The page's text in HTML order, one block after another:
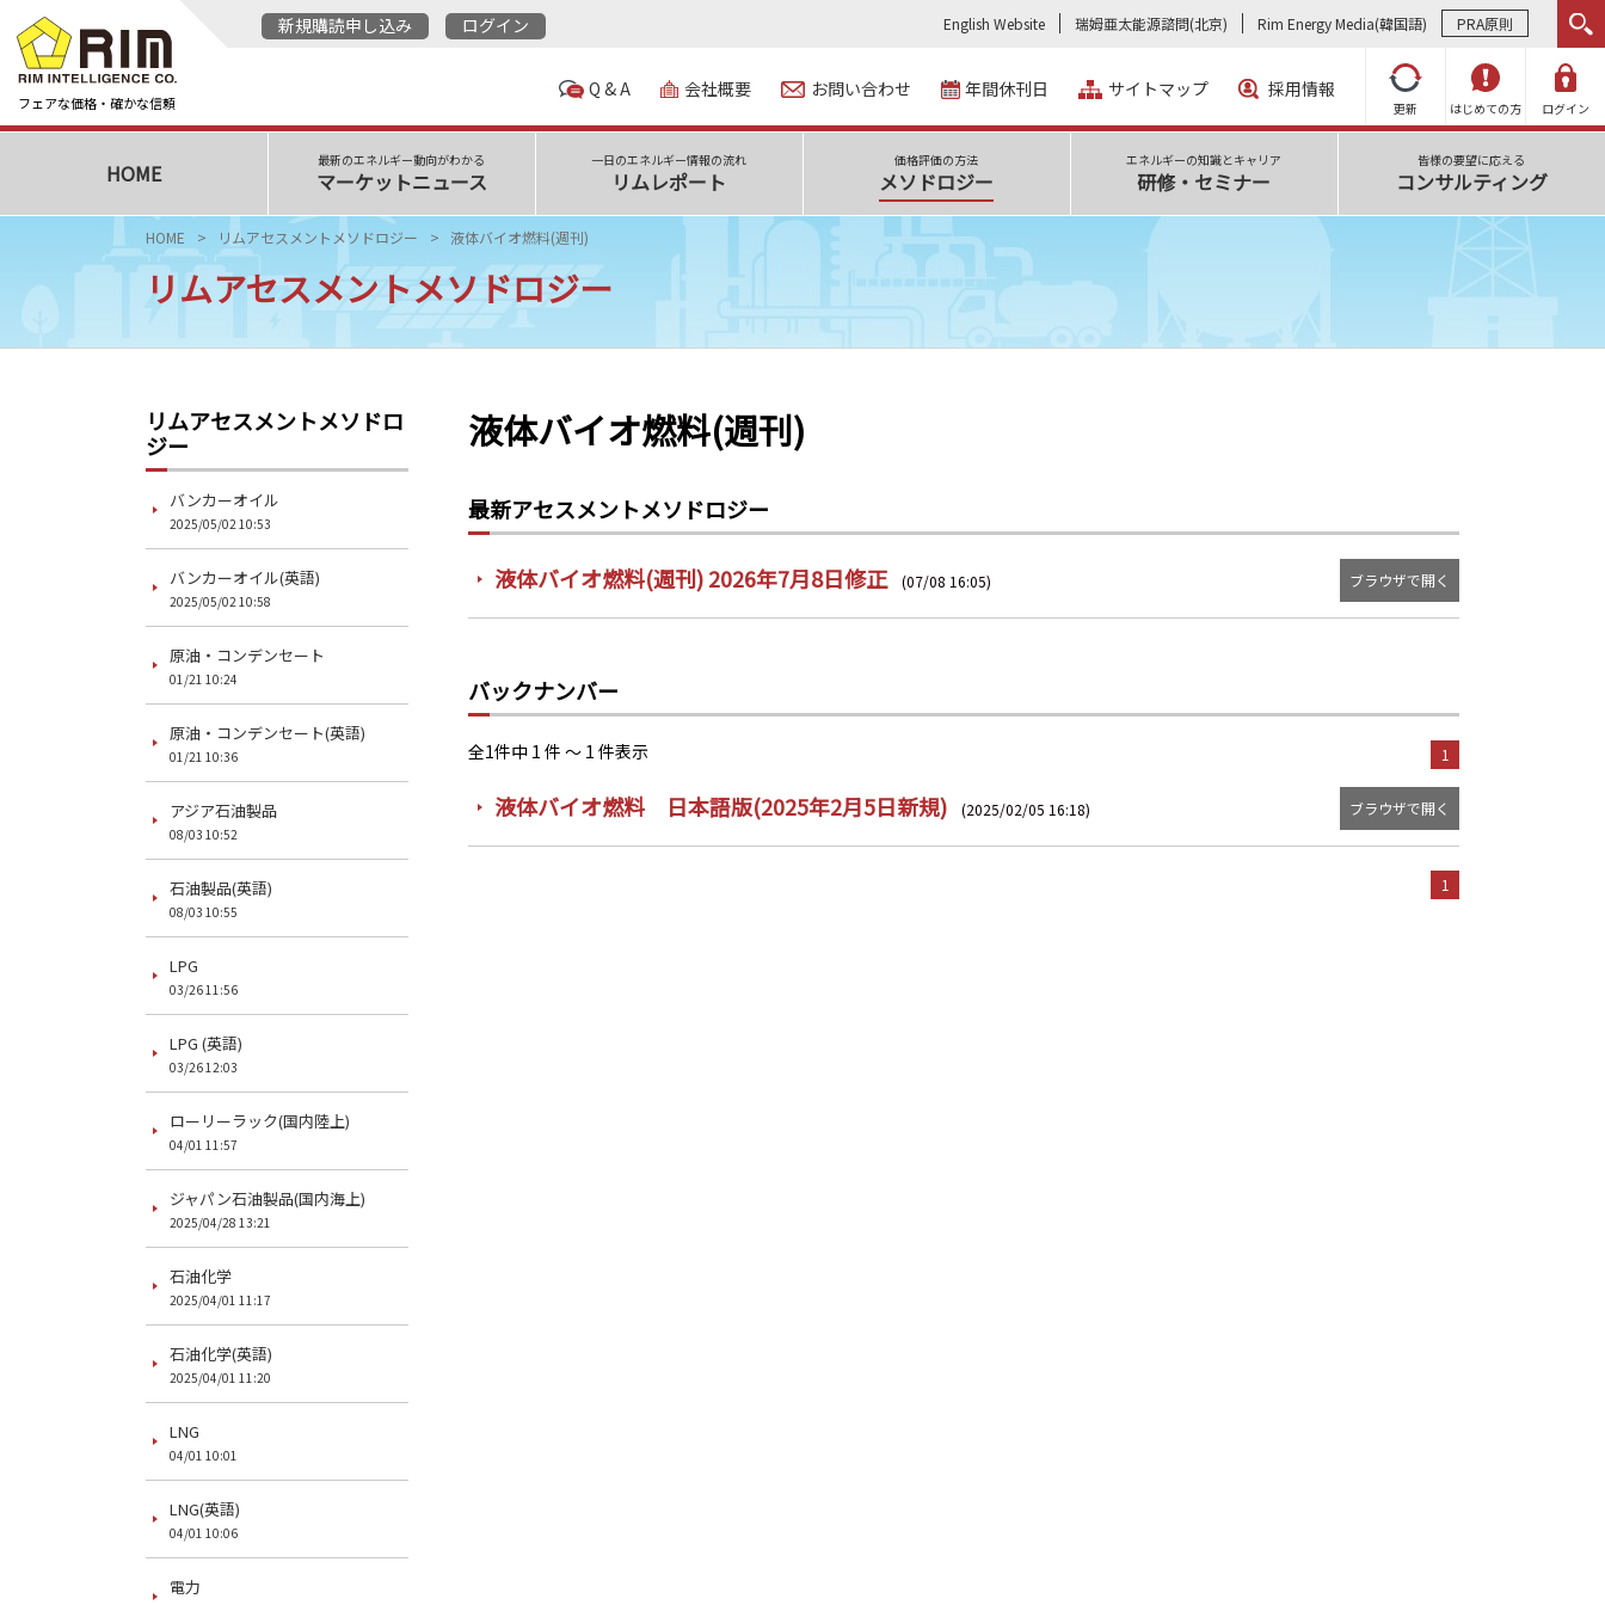
フェアな価格・確かな信頼
新規購読申し込み ログイン English Website 瑞姆亜太能源諮問(北京) Rim Energy Media(韓国語) PRA原則
更新 はじめての方 ログイン
Q & A 会社概要 お問い合わせ 年間休刊日 サイトマップ 採用情報
HOME 最新のエネルギー動向がわかる
マーケットニュース
一日のエネルギー情報の流れ
リムレポート
価格評価の方法
メソドロジー
エネルギーの知識とキャリア
研修・セミナー
皆様の要望に応える
コンサルティング
HOME リムアセスメントメソドロジー 液体バイオ燃料(週刊)
リムアセスメントメソドロジー
液体バイオ燃料(週刊)
最新アセスメントメソドロジー
液体バイオ燃料(週刊) 2026年7月8日修正 (07/08 16:05) ブラウザで開く
バックナンバー
全1件中 1 件 ～ 1 件表示 1
液体バイオ燃料 日本語版(2025年2月5日新規) (2025/02/05 16:18) ブラウザで開く
1
リムアセスメントメソドロ
ジー
バンカーオイル
2025/05/02 10:53
バンカーオイル(英語)
2025/05/02 10:58
原油・コンデンセート
01/21 10:24
原油・コンデンセート(英語)
01/21 10:36
アジア石油製品
08/03 10:52
石油製品(英語)
08/03 10:55
LPG
03/26 11:56
LPG (英語)
03/26 12:03
ローリーラック(国内陸上)
04/01 11:57
ジャパン石油製品(国内海上)
2025/04/28 13:21
石油化学
2025/04/01 11:17
石油化学(英語)
2025/04/01 11:20
LNG
04/01 10:01
LNG(英語)
04/01 10:06
電力